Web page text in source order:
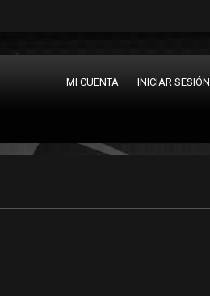
MI CUENTA INICIAR SESIÓN